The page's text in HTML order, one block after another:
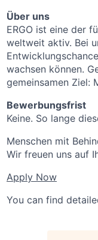
Über uns
ERGO ist eine der
weltweit aktiv. Bei
wachsen können.
gemeinsamen Ziel:
Bewerbungsfrist
Keine. So lange
Menschen mit
Wir freuen uns auf
Apply Now
You can find